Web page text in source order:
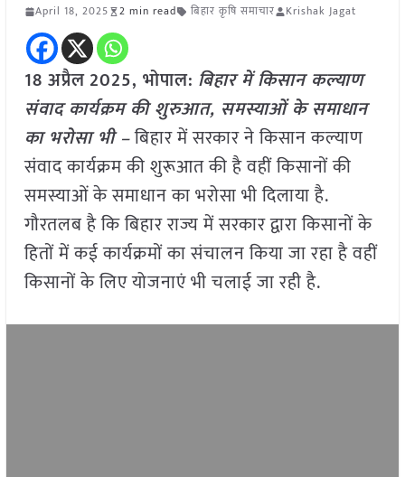
April 18, 2025 2 min read बिहार कृषि समाचार Krishak Jagat
18 अप्रैल2025, भोपाल: बिहार में किसान कल्याण
संवाद कार्यक्रम की शुरुआत, समस्याओं के समाधान
का भरोसा भी –बिहार में सरकार ने किसान कल्याण
संवाद कार्यक्रम की शुरूआत की है वहीं किसानों की
समस्याओं के समाधान का भरोसा भी दिलाया है.
गौरतलब है कि बिहार राज्य में सरकार द्वारा किसानों के
हितों में कई कार्यक्रमों का संचालन किया जा रहा है वहीं
किसानों के लिए योजनाएं भी चलाई जा रही है.